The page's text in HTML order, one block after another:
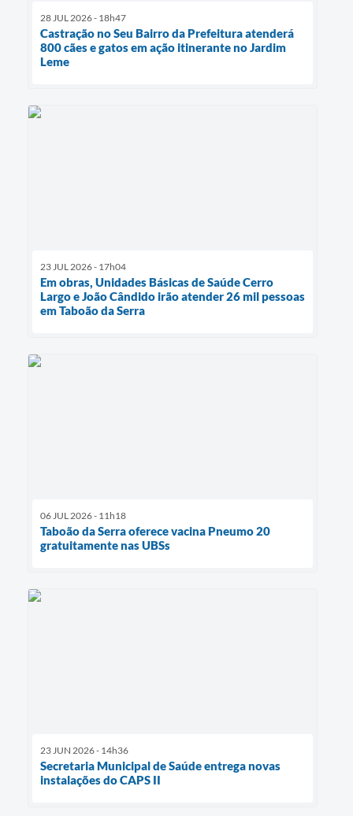
28 JUL 2026 - 18h47
Castração no Seu Bairro da Prefeitura atenderá
800 cães e gatos em ação itinerante no Jardim
Leme
23 JUL 2026 - 17h04
Em obras, Unidades Básicas de Saúde Cerro
Largo e João Cândido irão atender 26 mil pessoas
em Taboão da Serra
06 JUL 2026 - 11h18
Taboão da Serra oferece vacina Pneumo 20
gratuitamente nas UBSs
23 JUN 2026 - 14h36
Secretaria Municipal de Saúde entrega novas
instalações do CAPS II